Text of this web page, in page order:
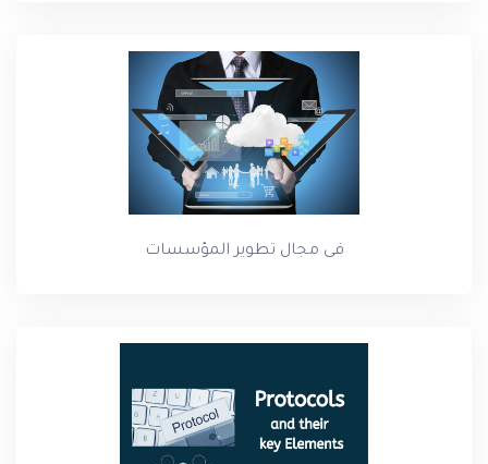
فى مجال تطوير المؤسسات